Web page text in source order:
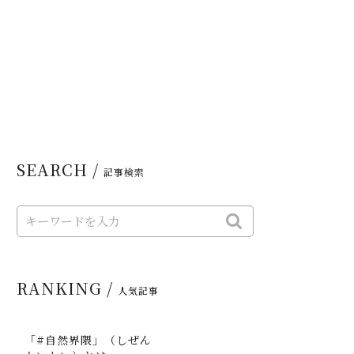
SEARCH / 記事検索
RANKING / 人気記事
「#自然界隈」（しぜん